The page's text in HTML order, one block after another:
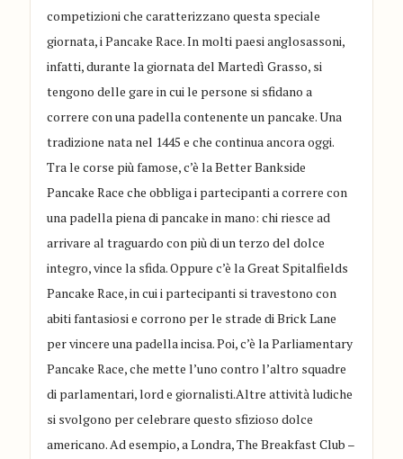
competizioni che caratterizzano questa speciale
giornata, i Pancake Race. In molti paesi anglosassoni,
infatti, durante la giornata del Martedì Grasso, si
tengono delle gare in cui le persone si sfidano a
correre con una padella contenente un pancake. Una
tradizione nata nel 1445 e che continua ancora oggi.
Tra le corse più famose, c’è la Better Bankside
Pancake Race che obbliga i partecipanti a correre con
una padella piena di pancake in mano: chi riesce ad
arrivare al traguardo con più di un terzo del dolce
integro, vince la sfida. Oppure c’è la Great Spitalfields
Pancake Race, in cui i partecipanti si travestono con
abiti fantasiosi e corrono per le strade di Brick Lane
per vincere una padella incisa. Poi, c’è la Parliamentary
Pancake Race, che mette l’uno contro l’altro squadre
di parlamentari, lord e giornalisti.Altre attività ludiche
si svolgono per celebrare questo sfizioso dolce
americano. Ad esempio, a Londra, The Breakfast Club –